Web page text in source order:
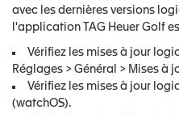
avec les dernières versions
l'application TAG Heuer Golf
Vérifiez les mises à jour
Réglages > Général > Mises à
Vérifiez les mises à jour
(watchOS).